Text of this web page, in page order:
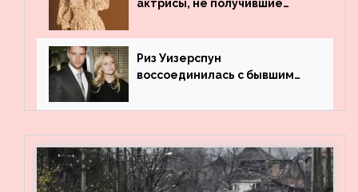
актрисы, не получившие
Риз Уизерспун
воссоединилась с бывшим